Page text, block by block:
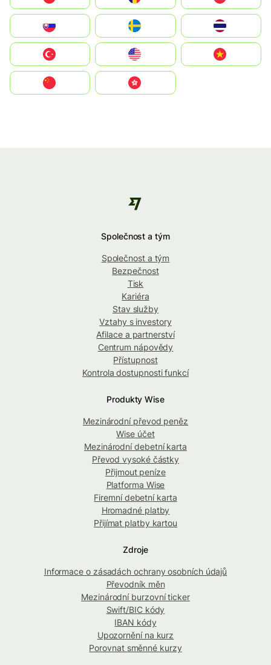
Slovensko
United States
Vietnam
中國香港特別行政區
Společnost a tým
Společnost a tým
Bezpečnost
Tisk
Kariéra
Stav služby
Vztahy s investory
Afilace a partnerství
Centrum nápovědy
Přístupnost
Kontrola dostupnosti funkcí
Produkty Wise
Mezinárodní převod peněz
Wise účet
Mezinárodní debetní karta
Převod vysoké částky
Přijmout peníze
Platforma Wise
Firemní debetní karta
Hromadné platby
Přijímat platby kartou
Zdroje
Informace o zásadách ochrany osobních údajů
Převodník měn
Mezinárodní burzovní ticker
Swift/BIC kódy
IBAN kódy
Upozornění na kurz
Porovnat směnné kurzy